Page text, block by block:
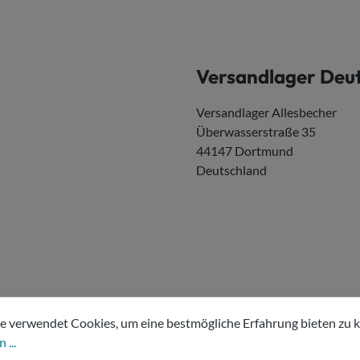
Versandlager
Versandlager Allesbecher
Überwasserstraße 35
44147 Dortmund
Deutschland
Cookies, um eine bestmögliche Erfahrung bieten zu
verwendet Cookies, um eine bestmögliche Erfahrung bieten zu